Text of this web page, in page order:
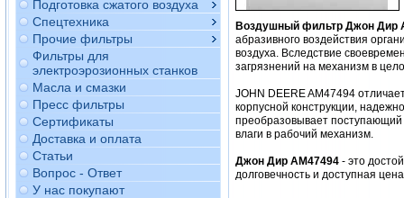
Подготовка сжатого воздуха
Спецтехника
Прочие фильтры
Фильтры для
электроэрозионных станков
Масла и смазки
Пресс фильтры
Сертификаты
Доставка и оплата
Статьи
Вопрос - Ответ
У нас покупают
Воздушный фильтр Джон Дир
абразивного воздействия
воздуха. Вследствие
загрязнений на механизм в
JOHN DEERE AM47494
корпусной конструкции,
преобразовывает поступающий
влаги в рабочий механизм.
Джон Дир AM47494 - это
долговечность и доступная